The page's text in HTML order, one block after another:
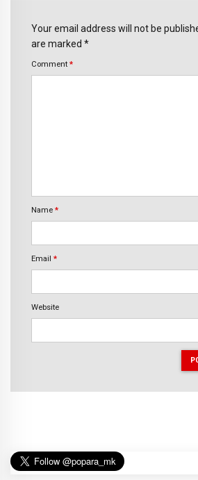
Your email address will not be
are marked *
Comment *
Name *
Email *
Website